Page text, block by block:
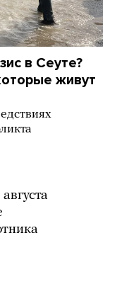
в Сеуте?
живут